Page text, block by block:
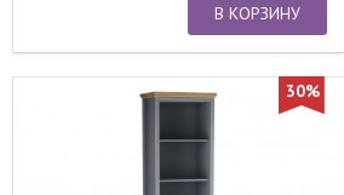
В КОРЗИНУ
30%